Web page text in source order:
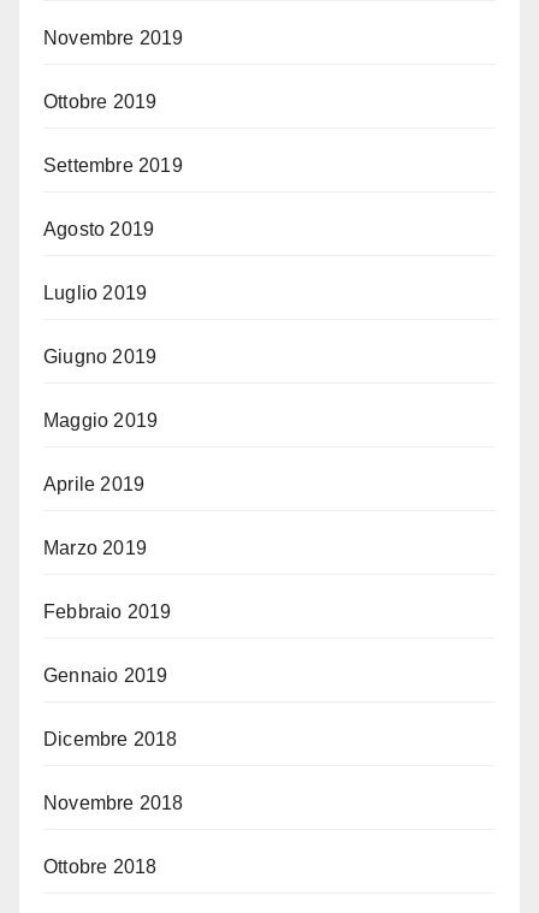
Novembre 2019
Ottobre 2019
Settembre 2019
Agosto 2019
Luglio 2019
Giugno 2019
Maggio 2019
Aprile 2019
Marzo 2019
Febbraio 2019
Gennaio 2019
Dicembre 2018
Novembre 2018
Ottobre 2018